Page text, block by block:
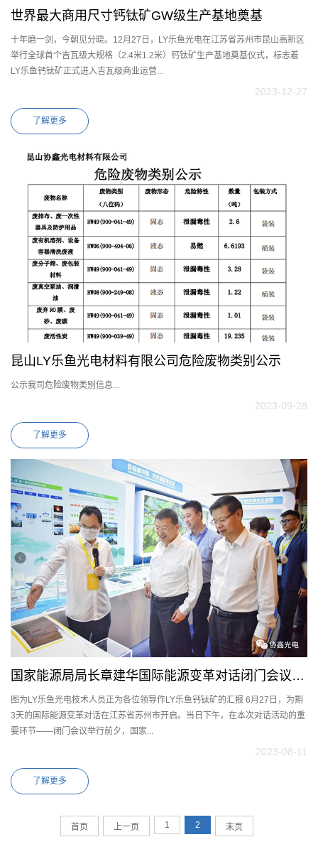
世界最大商用尺寸钙钛矿GW级生产基地奠基
十年磨一剑，今朝见分晓。12月27日，LY乐鱼光电在江苏省苏州市昆山高新区
举行全球首个吉瓦级大规格（2.4米1.2米）钙钛矿生产基地奠基仪式，标志着
LY乐鱼钙钛矿正式进入吉瓦级商业运营...
2023-12-27
了解更多
昆山LY乐鱼光电材料有限公司危险废物类别公示
公示我司危险废物类别信息...
2023-09-28
了解更多
国家能源局局长章建华国际能源变革对话闭门会议间
隙考察LY乐鱼展台
图为LY乐鱼光电技术人员正为各位领导作LY乐鱼钙钛矿的汇报 6月27日，为期
3天的国际能源变革对话在江苏省苏州市开启。当日下午，在本次对话活动的重
要环节——闭门会议举行前夕，国家...
2023-08-11
了解更多
首页 上一页 1 2 末页